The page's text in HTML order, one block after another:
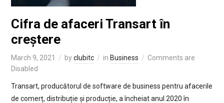
Cifra de afaceri Transart în
creștere
March 9, 2021 byclubitc in Business
Comments are
Disabled
Transart, producătorul de software de business pentru afacerile
de comerț, distribuție și producție, a încheiat anul 2020 în